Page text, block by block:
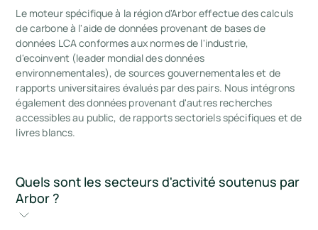
Le moteur spécifique à la région d'Arbor effectue des calculs
de carbone à l'aide de données provenant de bases de
données LCA conformes aux normes de l'industrie,
d'ecoinvent (leader mondial des données
environnementales), de sources gouvernementales et de
rapports universitaires évalués par des pairs. Nous intégrons
également des données provenant d'autres recherches
accessibles au public, de rapports sectoriels spécifiques et de
livres blancs.
Quels sont les secteurs d'activité soutenus par
Arbor ?